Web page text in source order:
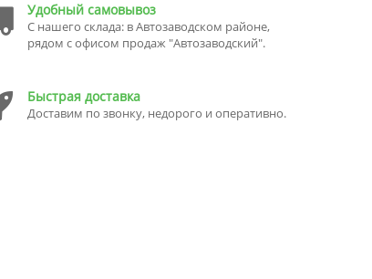
Удобный самовывоз
С нашего склада: в Автозаводском районе,
рядом с офисом продаж "Автозаводский".
Быстрая доставка
Доставим по звонку, недорого и оперативно.